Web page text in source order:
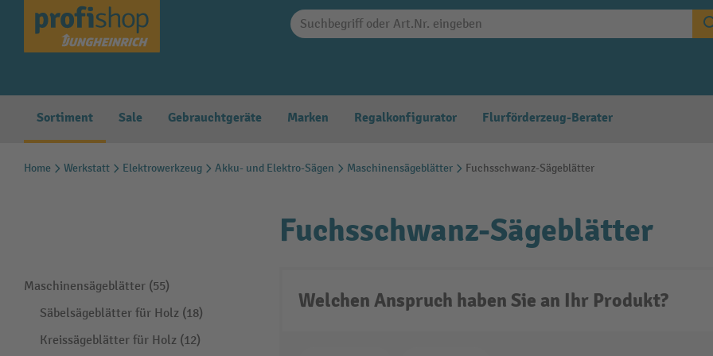
Zur Hauptnavigation springen
Sortiment Sale Gebrauchtgeräte Marken Regalkonfigurator Flurförderzeug-Berater
Home Werkstatt Elektrowerkzeug Akku- und Elektro-Sägen Maschinensägeblätter Fuchsschwanz-Sägeblätter
Maschinensägeblätter (55)
Säbelsägeblätter für Holz (18)
Kreissägeblätter für Holz (12)
Fuchsschwanz-Sägeblätter
Welchen Anspruch haben Sie an Ihr Produkt?